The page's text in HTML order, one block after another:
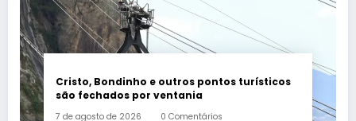
Cristo, Bondinho e outros pontos turísticos
são fechados por ventania
7 de agosto de 2026 0 Comentários